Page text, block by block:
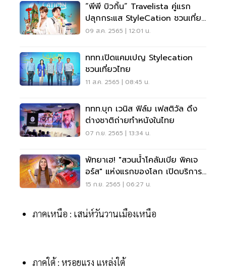
“พีพี บิวกิ้น” Travelista คู่แรก
ปลุกกระแส StyleCation ชวนเที่ยว
ไทย
09 ส.ค. 2565 | 12:01 น.
ททท.เปิดแคมเปญ Stylecation
ชวนเที่ยวไทย
11 ส.ค. 2565 | 08:45 น.
ททท.บุก เวนิส ฟิล์ม เฟสติวัล ดึง
ต่างชาติถ่ายทำหนังในไทย
07 ก.ย. 2565 | 13:34 น.
พัทยาเฮ! "สวนน้ำโคลัมเบีย พิคเจ
อร์ส" แห่งแรกของโลก เปิดบริการ
12 ต.ค.65
15 ก.ย. 2565 | 06:27 น.
ภาคเหนือ : เสน่ห์วันวานเมืองเหนือ
ภาคใต้ : หรอยแรง แหล่งใต้